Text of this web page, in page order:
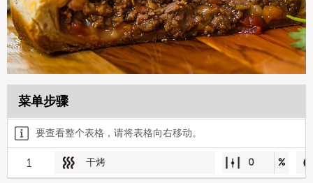
菜单步骤
要查看整个表格，请将表格向右移动。
1 干烤 0 %